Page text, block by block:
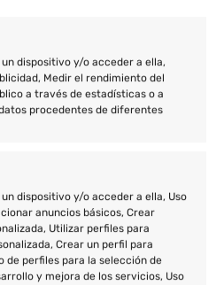
dispositivo y/o acceder a ella,
Medir el rendimiento del
a través de estadísticas o a
procedentes de diferentes
dispositivo y/o acceder a ella, Uso
anuncios básicos, Crear
Utilizar perfiles para
Crear un perfil para
de perfiles para la selección de
y mejora de los servicios, Uso
77 de Granollers (Barcelona)
933 801 674
677 004 657